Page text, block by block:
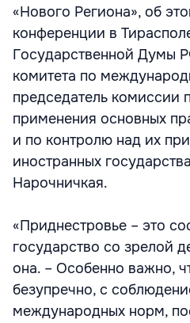
«Нового Региона», об
конференции в
Государственной Думы
комитета по
председатель комиссии
применения основных
и по контролю над их
иностранных
Нарочничкая.
«Приднестровье – это
государство со зрелой
она. – Особенно важно,
безупречно, с
международных норм,